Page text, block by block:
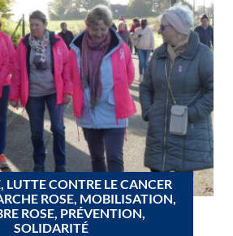
LUTTE CONTRE LE CANCER
ROSE, MOBILISATION,
ROSE, PRÉVENTION,
SOLIDARITÉ